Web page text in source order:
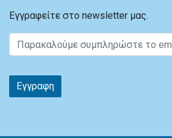
Εγγραφείτε στο newsletter μας.
Εγγραφη